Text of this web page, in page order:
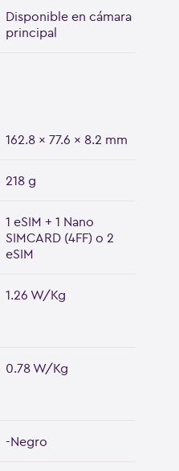
Disponible en cámara
principal
162.8 x 77.6 x 8.2 mm
218 g
1 eSIM + 1 Nano
SIMCARD (4FF) o 2
eSIM
1.26 W/Kg
0.78 W/Kg
-Negro